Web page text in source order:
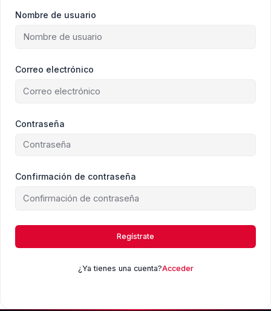
Nombre de usuario
Correo electrónico
Contraseña
Confirmación de contraseña
Regístrate
¿Ya tienes una cuenta?Acceder